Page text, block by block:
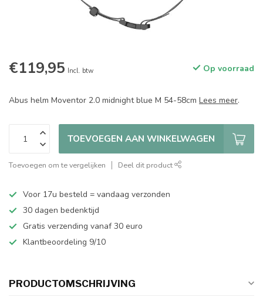
€119,95 Incl. btw Op voorraad
Abus helm Moventor 2.0 midnight blue M 54-58cm Lees meer.
TOEVOEGEN AAN WINKELWAGEN
Toevoegen om te vergelijken Deel dit product
Voor 17u besteld = vandaag verzonden
30 dagen bedenktijd
Gratis verzending vanaf 30 euro
Klantbeoordeling 9/10
PRODUCTOMSCHRIJVING